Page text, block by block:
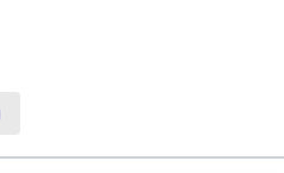
è diretto e la balneazione è
adulti (minimo 16 anni). Le piscine